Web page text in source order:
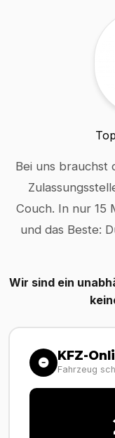
Bei uns brauchst
Couch. In nur 15
und das Beste:
Wir sind ein
KFZ-
Fahrzeug